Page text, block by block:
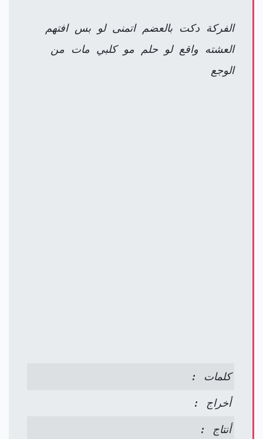
الفركة دكت بالعضم اتمنى لو بس افتهم
العشته واقع لو حلم مو كلبي مات من
الوجع
كلمات :
أخراج :
أنتاج :